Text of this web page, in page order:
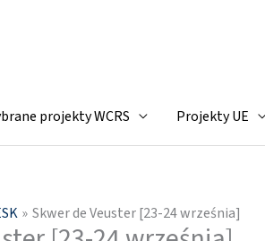
projekty WCRS Projekty UE
Skwer de Veuster [23-24 września]